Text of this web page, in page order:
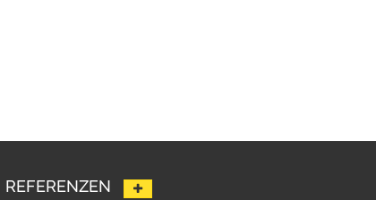
REFERENZEN